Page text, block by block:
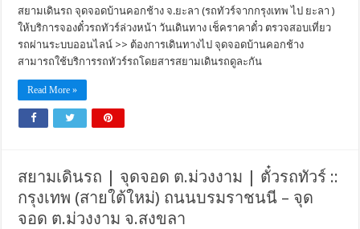
สยามเดินรถ จุดจอดบ้านคอกช้าง จ.ยะลา (รถทัวร์จากกรุงเทพ ไป ยะลา )
ให้บริการจองตั๋วรถทัวร์ล่วงหน้า วันเดินทาง เช็คราคาตั๋ว ตรวจสอบเที่ยว
รถผ่านระบบออนไลน์ >> ต้องการเดินทางไป จุดจอดบ้านคอกช้าง
สามารถใช้บริการรถทัวร์รถโดยสารสยามเดินรถดูละกัน
Read More »
สยามเดินรถ | จุดจอด ต.ม่วงงาม | ตั๋วรถทัวร์ ::
กรุงเทพ (สายใต้ใหม่) ถนนบรมราชนนี – จุด
จอด ต.ม่วงงาม จ.สงขลา